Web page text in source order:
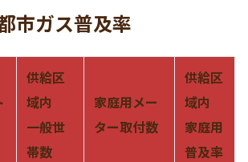
市ガス普及率
供給区
域内
一般世
帯数
家庭用メー
ター取付数
供給区
域内
家庭用
普及率